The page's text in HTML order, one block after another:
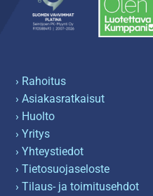
› Rahoitus
› Asiakasratkaisut
› Huolto
› Yritys
› Yhteystiedot
› Tietosuojaseloste
› Tilaus- ja toimitusehdot